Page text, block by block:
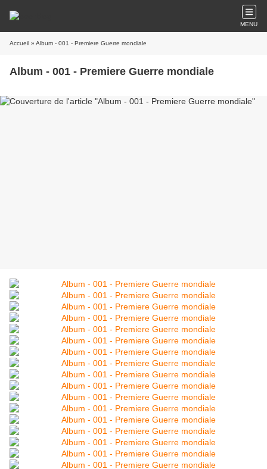
MENU
Accueil » Album - 001 - Premiere Guerre mondiale
Album - 001 - Premiere Guerre mondiale